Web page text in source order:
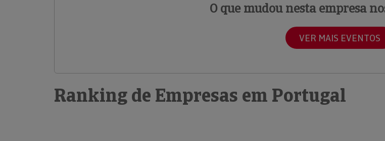
O que mudou nesta empresa
VER MAIS EVENTOS
Ranking de Empresas em Portugal